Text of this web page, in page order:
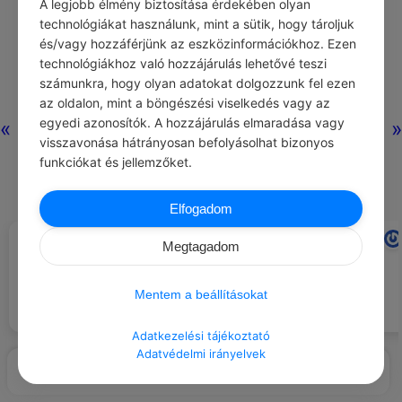
« »
#AJÁNLOTT NAPI
JÓCSELEKEDET
Támogass egy vadállatmentő
ARA RAUCH
hogy valójában sohasem lehet
elhalványulhat a szeretett
személynek, de a hiánya mindig
A legjobb élmény biztosítása érdekében olyan
technológiákat használunk, mint a sütik, hogy tároljuk
és/vagy hozzáférjünk az eszközinformációkhoz. Ezen
technológiákhoz való hozzájárulás lehetővé teszi
számunkra, hogy olyan adatokat dolgozzunk fel ezen
az oldalon, mint a böngészési viselkedés vagy az
egyedi azonosítók. A hozzájárulás elmaradása vagy
visszavonása hátrányosan befolyásolhat bizonyos
funkciókat és jellemzőket.
Elfogadom
Megtagadom
Mentem a beállításokat
Adatkezelési tájékoztató
Adatvédelmi irányelvek